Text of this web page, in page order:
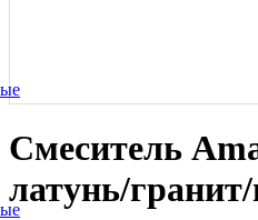
Смеситель
латунь/